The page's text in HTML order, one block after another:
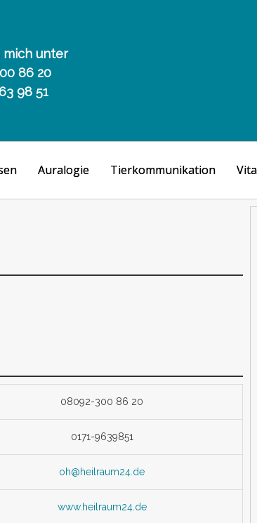
mich unter
86 20
98 51
Auralogie Tierkommunikation Vita
08092-300 86 20
0171-9639851
oh@heilraum24.de
www.heilraum24.de